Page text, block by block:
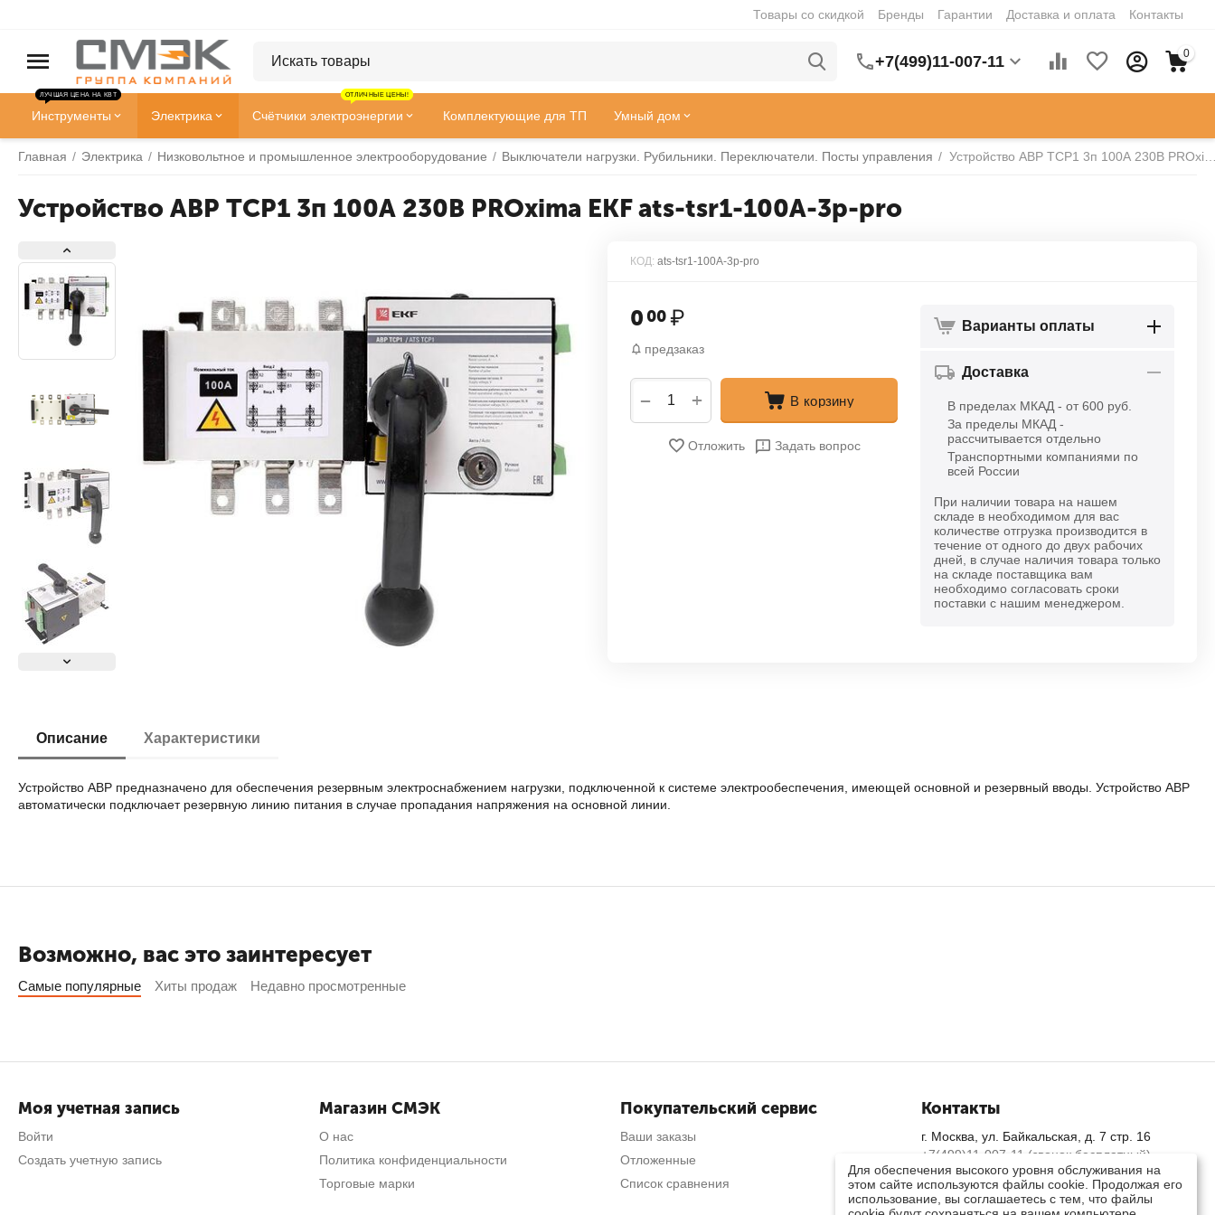
Товары со скидкой Бренды Гарантии Доставка и оплата Контакты
+7(499)11-007-11 0
Инструменты
ЛУЧШАЯ ЦЕНА НА КВТ
Электрика Счётчики электроэнергии
ОТЛИЧНЫЕ ЦЕНЫ!
Комплектующие для ТП Умный дом
Главная / Электрика / Низковольтное и промышленное электрооборудование / Выключатели нагрузки. Рубильники. Переключатели. Посты управления /
Устройство АВР ТСР1 3п 100А 230В PROxima EKF ats-tsr1-100A-3p-pro
КОД: ats-tsr1-100A-3p-pro
0 00₽
предзаказ
+
− В корзину
Отложить Задать вопрос
Варианты оплаты
Доставка
В пределах МКАД - от 600 руб.
За пределы МКАД -
рассчитывается отдельно
Транспортными компаниями по
всей России
При наличии товара на нашем
складе в необходимом для вас
количестве отгрузка производится в
течение от одного до двух рабочих
дней, в случае наличия товара только
на складе поставщика вам
необходимо согласовать сроки
поставки с нашим менеджером.
Описание Характеристики
Устройство АВР предназначено для обеспечения резервным электроснабжением нагрузки, подключенной к системе электрообеспечения, имеющей основной и резервный вводы. Устройство АВР
автоматически подключает резервную линию питания в случае пропадания напряжения на основной линии.
Возможно, вас это заинтересует
Самые популярные Хиты продаж Недавно просмотренные
Моя учетная запись
Войти
Создать учетную запись
Магазин СМЭК
О нас
Политика конфиденциальности
Торговые марки
Покупательский сервис
Ваши заказы
Отложенные
Список сравнения
Контакты
г. Москва, ул. Байкальская, д. 7 стр. 16
+7(499)11-007-11 (звонок бесплатный)
Пн-Пт: 9.00 - 18.00 | Сб, Вс: выходной
info@smekm.ru
Для обеспечения высокого уровня обслуживания на
этом сайте используются файлы cookie. Продолжая его
использование, вы соглашаетесь с тем, что файлы